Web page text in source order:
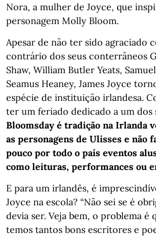
Nora, a mulher de Joyce, que
personagem Molly Bloom.
Apesar de não ter sido agraciado
contrário dos seus conterrâneos
Shaw, William Butler Yeats,
Seamus Heaney, James Joyce
espécie de instituição irlandesa.
ter um feriado dedicado a um dos
Bloomsday é tradição na Irlanda
as personagens de Ulisses e não
pouco por todo o país eventos
como leituras, performances ou
E para um irlandês, é
Joyce na escola? “Não sei se é
devia ser. Veja bem, o problema é
temos tantos bons escritores e